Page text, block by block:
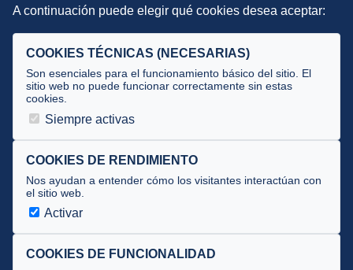
Selecciones
Tecnificación
JUECES Y OFICIALES
Documentos
Cursos
Circulares oficiales
Convocatorias y Equipaciones
A continuación puede elegir qué cookies desea aceptar:
COOKIES TÉCNICAS (NECESARIAS)
Son esenciales para el funcionamiento básico del sitio. El
sitio web no puede funcionar correctamente sin estas
cookies.
Siempre activas
COOKIES DE RENDIMIENTO
Nos ayudan a entender cómo los visitantes interactúan con
el sitio web.
Activar
COOKIES DE FUNCIONALIDAD